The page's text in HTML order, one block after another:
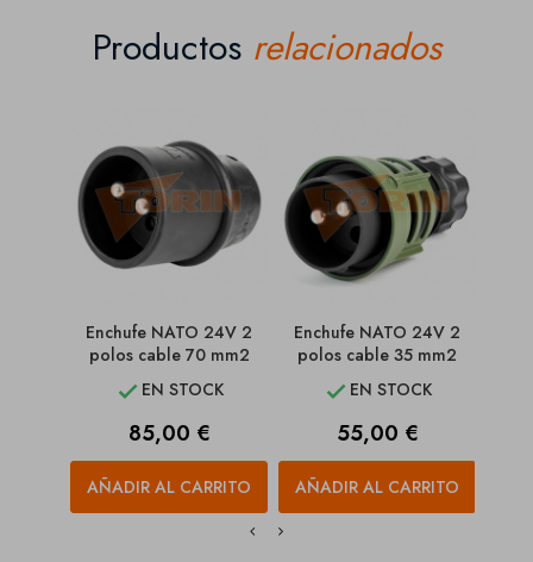
Productos relacionados
Enchufe NATO 24V 2
polos cable 70 mm2
 EN STOCK
Precio
85,00 €
AÑADIR AL CARRITO
Enchufe NATO 24V 2
polos cable 35 mm2
 EN STOCK
Precio
55,00 €
AÑADIR AL CARRITO